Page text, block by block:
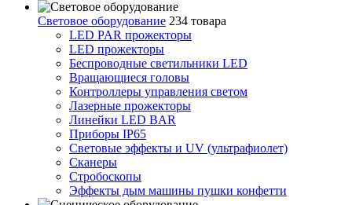
Световое оборудование 234 товара
LED PAR прожекторы
LED прожекторы
Беспроводные светильники LED
Вращающиеся головы
Контроллеры управления светом
Лазерные прожекторы
Линейки LED BAR
Приборы IP65
Световые эффекты и UV (ультрафиолет)
Сканеры
Стробоскопы
Эффекты дым машины пушки конфетти